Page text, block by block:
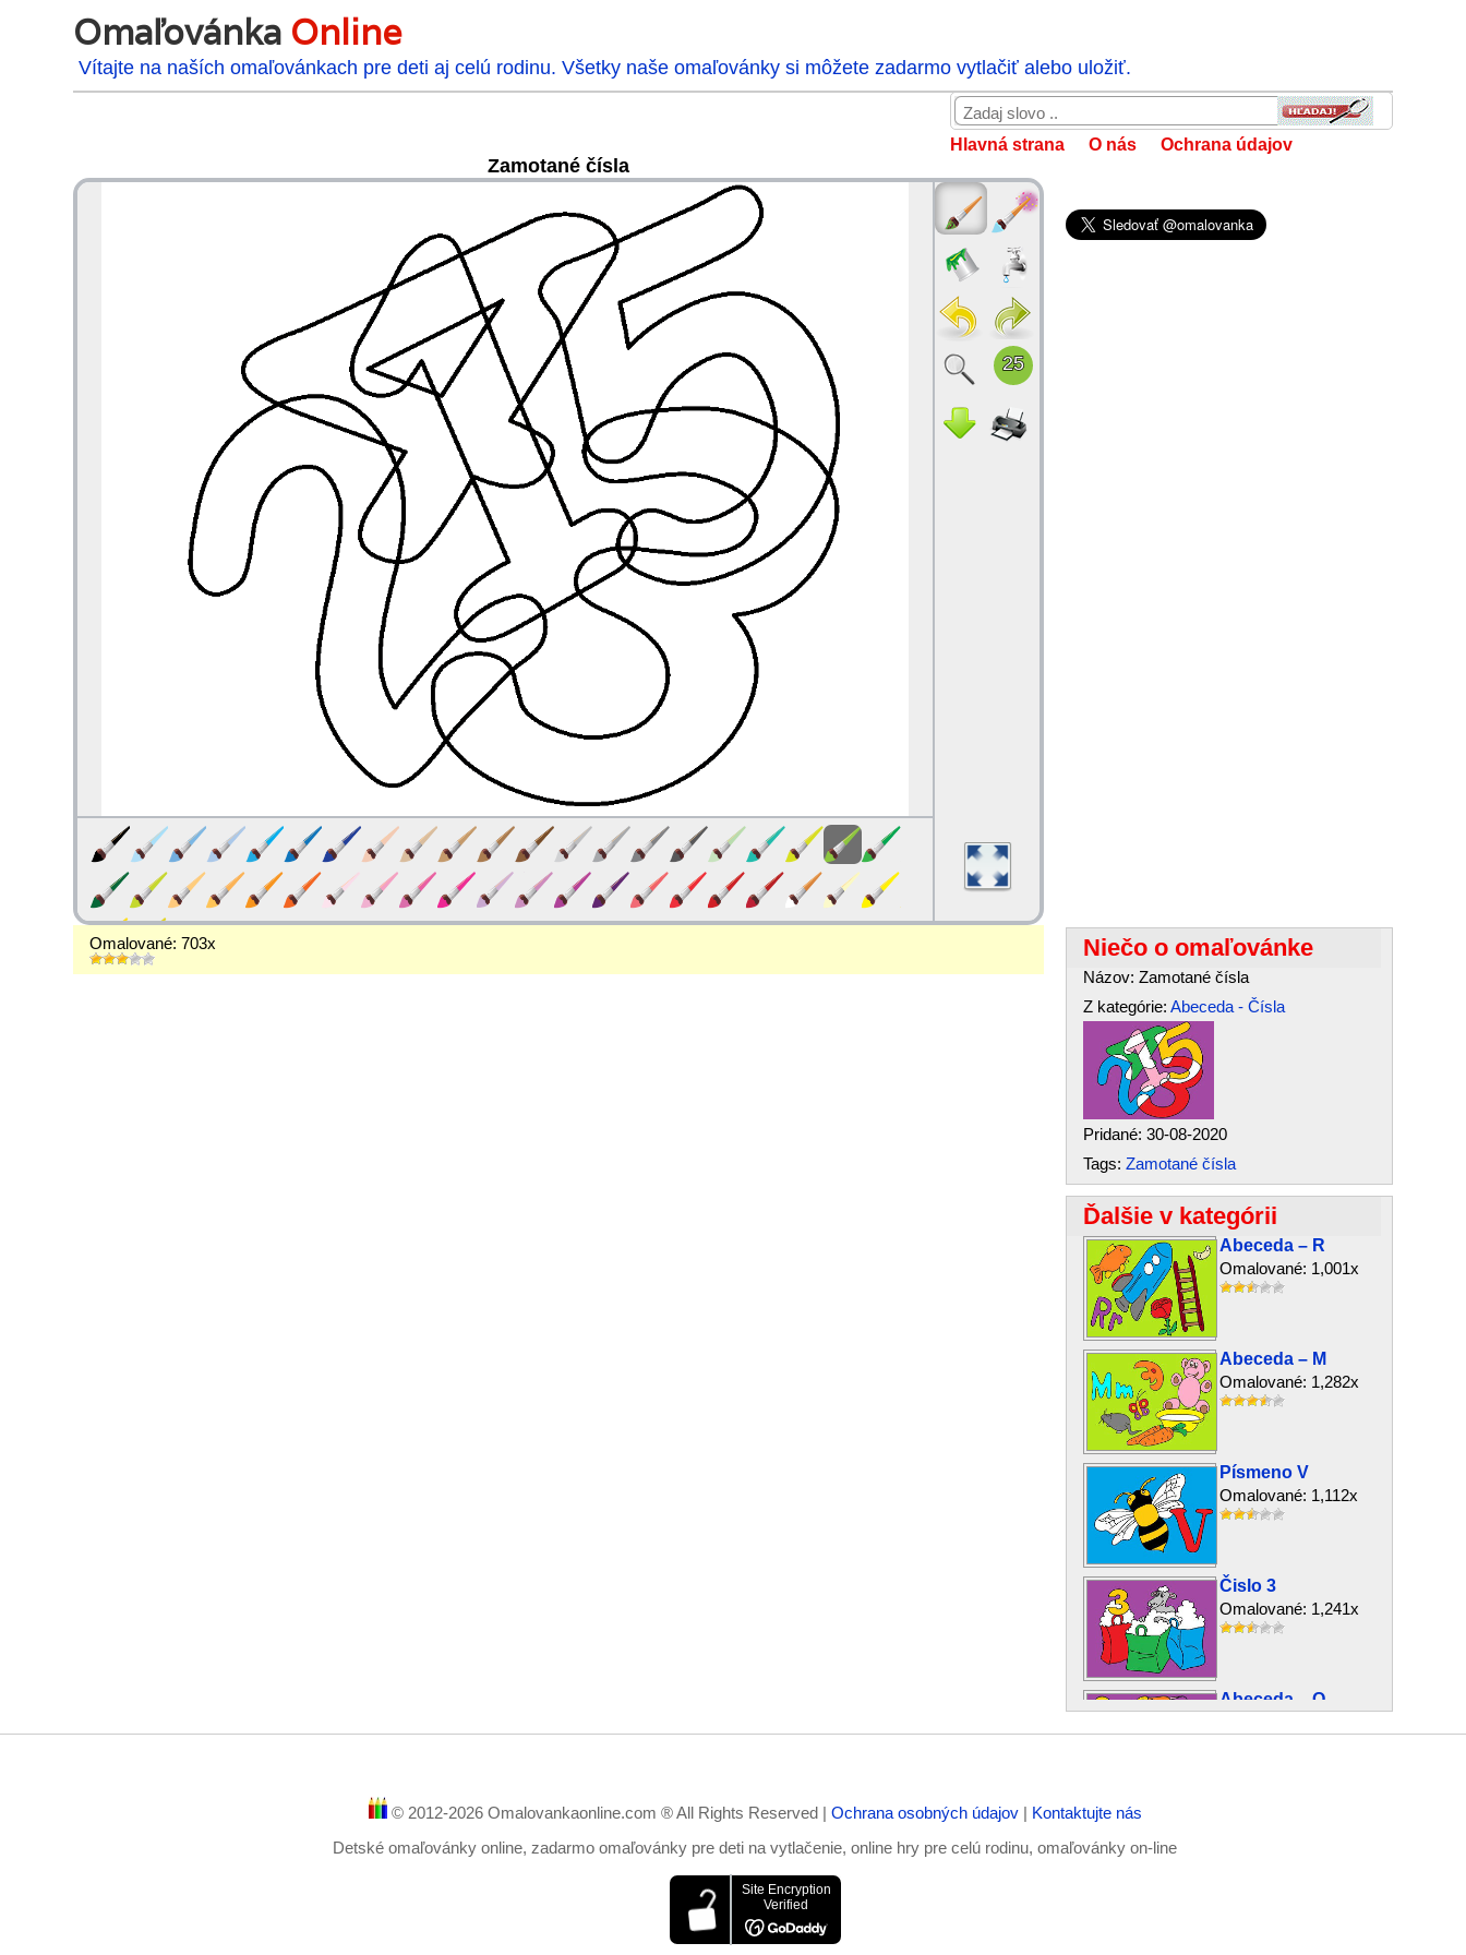
Omaľovánka Online
Vítajte na naších omaľovánkach pre deti aj celú rodinu. Všetky naše omaľovánky si môžete zadarmo vytlačiť alebo uložiť.
Hlavná strana O nás Ochrana údajov
Zamotané čísla
Omalované: 703x Niečo o omaľovánke
Názov: Zamotané čísla
Z kategórie: Abeceda - Čísla
Pridané: 30-08-2020
Tags: Zamotané čísla
Ďalšie v kategórii
Abeceda – R
Omalované: 1,001x
Abeceda – M
Omalované: 1,282x
Písmeno V
Omalované: 1,112x
Čislo 3
Omalované: 1,241x
Abeceda – O
© 2012-2026 Omalovankaonline.com ® All Rights Reserved | Ochrana osobných údajov | Kontaktujte nás
Detské omaľovánky online, zadarmo omaľovánky pre deti na vytlačenie, online hry pre celú rodinu, omaľovánky on-line